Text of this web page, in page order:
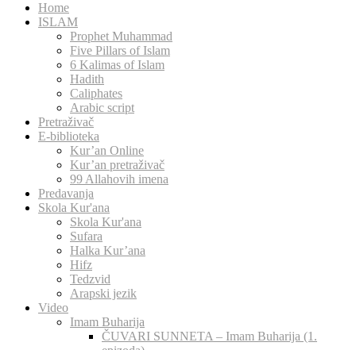
Home
ISLAM
Prophet Muhammad
Five Pillars of Islam
6 Kalimas of Islam
Hadith
Caliphates
Arabic script
Pretraživač
E-biblioteka
Kur’an Online
Kur’an pretraživač
99 Allahovih imena
Predavanja
Skola Kur'ana
Skola Kur'ana
Sufara
Halka Kur’ana
Hifz
Tedzvid
Arapski jezik
Video
Imam Buharija
ČUVARI SUNNETA – Imam Buharija (1.